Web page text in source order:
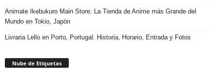
Animate Ikebukuro Main Store: La Tienda de Anime más Grande del
Mundo en Tokio, Japón
Livraria Lello en Porto, Portugal: Historia, Horario, Entrada y Fotos
Nube de Etiquetas